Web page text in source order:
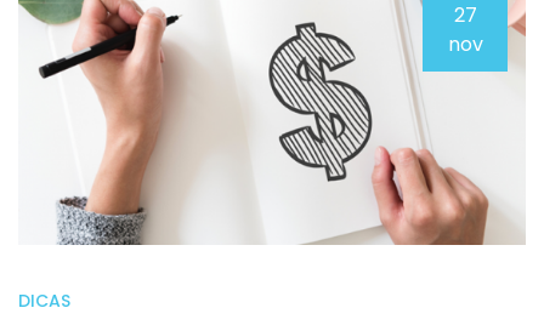
27
nov
DICAS